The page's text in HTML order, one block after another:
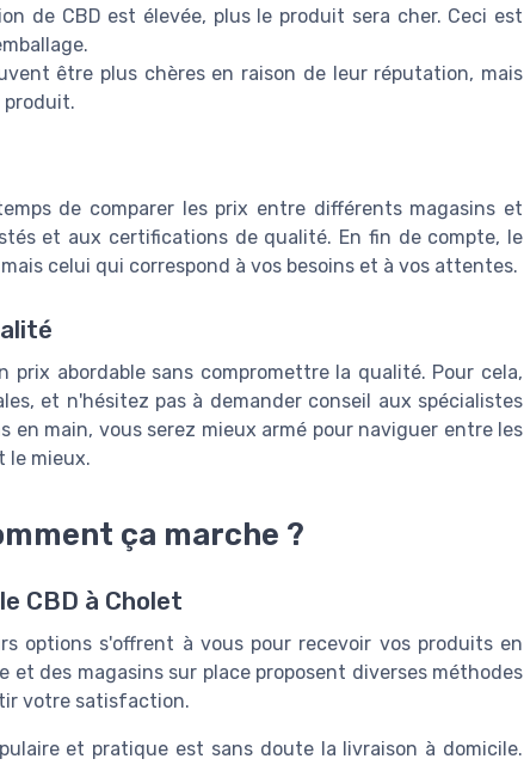
de CBD est élevée, plus le produit sera cher. Ceci est
être plus chères en raison de leur réputation, mais
produit.
de comparer les prix entre différents magasins et
et aux certifications de qualité. En fin de compte, le
celui qui correspond à vos besoins et à vos attentes.
abordable sans compromettre la qualité. Pour cela,
et n'hésitez pas à demander conseil aux spécialistes
main, vous serez mieux armé pour naviguer entre les
le mieux.
ça marche ?
CBD à Cholet
options s'offrent à vous pour recevoir vos produits en
des magasins sur place proposent diverses méthodes
votre satisfaction.
et pratique est sans doute la livraison à domicile.